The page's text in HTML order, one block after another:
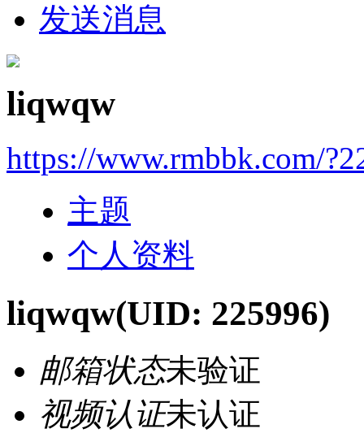
发送消息
liqwqw
https://www.rmbbk.com/
主题
个人资料
liqwqw(UID: 225996)
邮箱状态未验证
视频认证未认证